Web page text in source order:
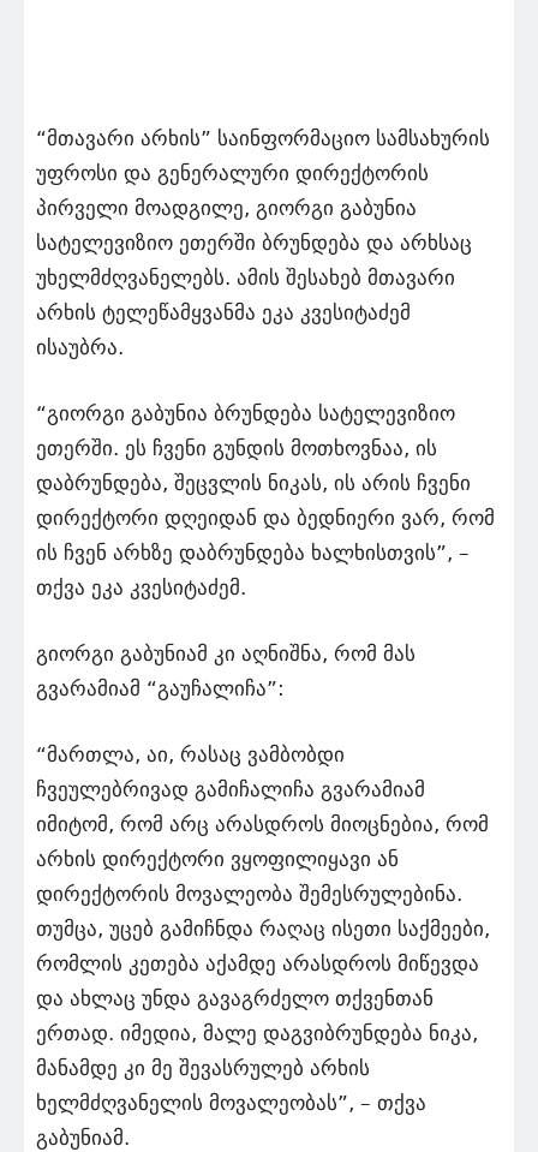
“მთავარი არხის” საინფორმაციო სამსახურის
უფროსი და გენერალური დირექტორის
პირველი მოადგილე, გიორგი გაბუნია
სატელევიზიო ეთერში ბრუნდება და არხსაც
უხელმძღვანელებს. ამის შესახებ მთავარი
არხის ტელეწამყვანმა ეკა კვესიტაძემ
ისაუბრა.
“გიორგი გაბუნია ბრუნდება სატელევიზიო
ეთერში. ეს ჩვენი გუნდის მოთხოვნაა, ის
დაბრუნდება, შეცვლის ნიკას, ის არის ჩვენი
დირექტორი დღეიდან და ბედნიერი ვარ, რომ
ის ჩვენ არხზე დაბრუნდება ხალხისთვის”, –
თქვა ეკა კვესიტაძემ.
გიორგი გაბუნიამ კი აღნიშნა, რომ მას
გვარამიამ “გაუჩალიჩა”:
“მართლა, აი, რასაც ვამბობდი
ჩვეულებრივად გამიჩალიჩა გვარამიამ
იმიტომ, რომ არც არასდროს მიოცნებია, რომ
არხის დირექტორი ვყოფილიყავი ან
დირექტორის მოვალეობა შემესრულებინა.
თუმცა, უცებ გამიჩნდა რაღაც ისეთი საქმეები,
რომლის კეთება აქამდე არასდროს მიწევდა
და ახლაც უნდა გავაგრძელო თქვენთან
ერთად. იმედია, მალე დაგვიბრუნდება ნიკა,
მანამდე კი მე შევასრულებ არხის
ხელმძღვანელის მოვალეობას”, – თქვა
გაბუნიამ.